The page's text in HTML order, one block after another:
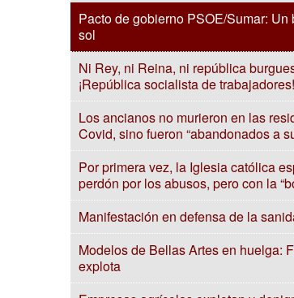
Pacto de gobierno PSOE/Sumar: Un
sol
Ni Rey, ni Reina, ni república
¡República socialista de trabajadores!
Los ancianos no murieron en las
Covid, sino fueron “abandonados a
Por primera vez, la Iglesia católica
perdón por los abusos, pero con la
Manifestación en defensa de la
Modelos de Bellas Artes en huelga:
explota